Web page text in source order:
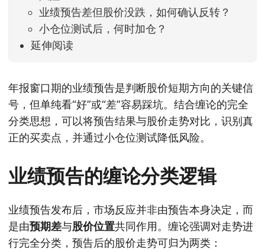
业绩预告差但股价没跌，如何确认反转？
小仓位测试后，何时加仓？
延伸阅读
年报窗口期的业绩预告是判断股价短期方向的关键信
号，但单纯看“好”或“差”容易踩坑。结合缠论的完全
分类思想，可以将预告结果与股价走势对比，识别真
正的买卖点，并通过小仓位测试降低风险。
业绩预告的缠论分类逻辑
业绩预告发布后，市场反应并非由预告本身决定，而
是由预期差与股价位置共同作用。缠论强调对走势进
行完全分类，预告后的股价走势可归为两类：